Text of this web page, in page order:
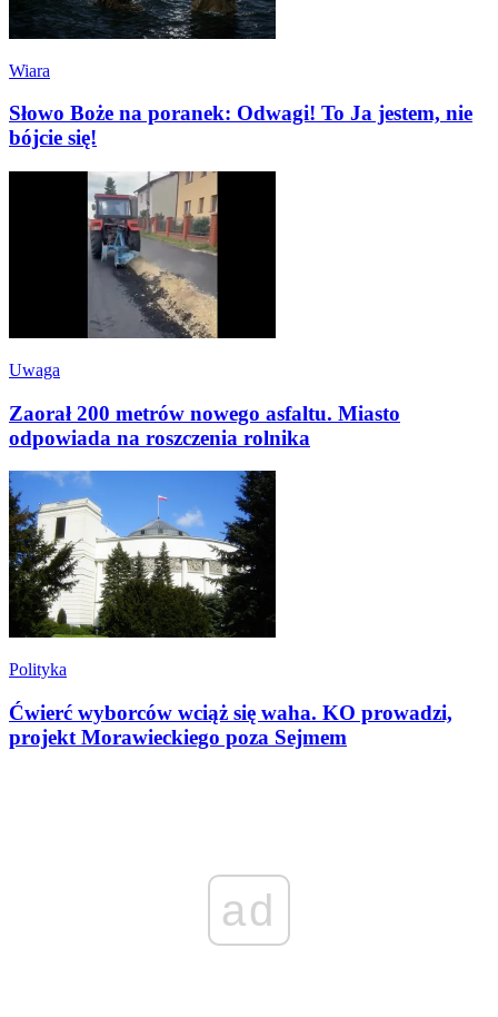
Wiara
Słowo Boże na poranek: Odwagi! To Ja jestem, nie
bójcie się!
Uwaga
Zaorał 200 metrów nowego asfaltu. Miasto
odpowiada na roszczenia rolnika
Polityka
Ćwierć wyborców wciąż się waha. KO prowadzi,
projekt Morawieckiego poza Sejmem
ad